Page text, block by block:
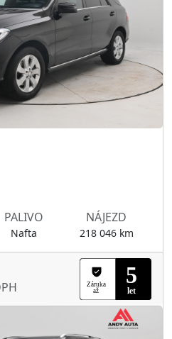
PALIVO
Nafta
NÁJEZD
218 046 km